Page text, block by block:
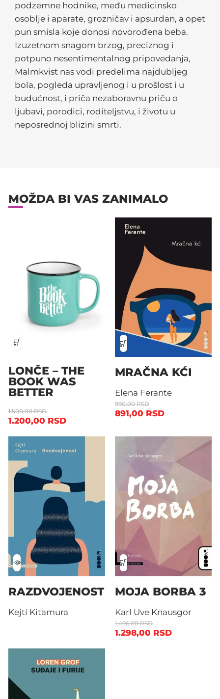
podzemne hodnike, među medicinsko
osoblje i aparate, grozničav i apsurdan, a opet
pun smisla koje donosi novorođena beba.
Izuzetnom snagom brzog, preciznog i
potpuno nesentimentalnog pripovedanja,
Malmkvist nas vodi predelima najdubljeg
bola, pogleda upravljenog i u prošlost i u
budućnost, i priča nezaboravnu priču o
ljubavi, porodici, roditeljstvu, i životu u
neposrednoj blizini smrti.
MOŽDA BI VAS ZANIMALO
LONČE – THE
BOOK WAS
BETTER
1.500,00RSD
1.200,00 RSD
MRAČNA KĆI
Elena Ferante
990,00RSD
891,00 RSD
RAZDVOJENOST
Kejti Kitamura
MOJA BORBA 3
Karl Uve Knausgor
1.496,00RSD
1.298,00 RSD